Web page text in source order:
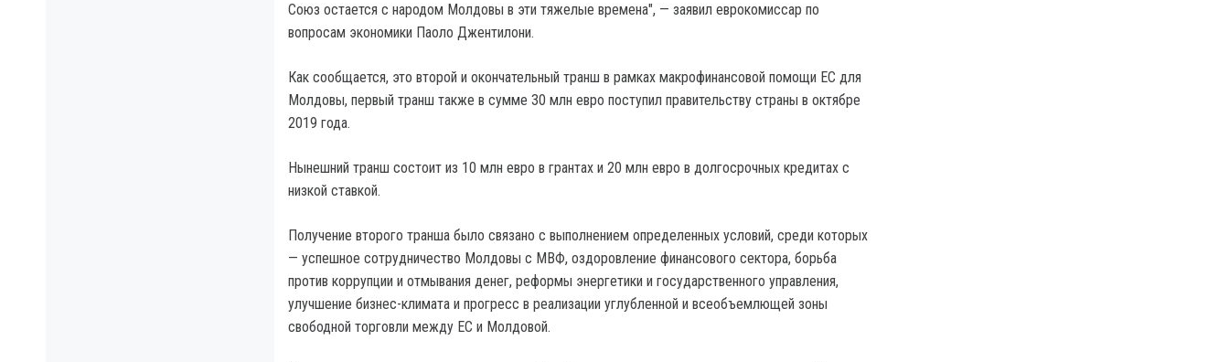
Союз остается с народом Молдовы в эти тяжелые времена", — заявил еврокомиссар по
вопросам экономики Паоло Джентилони.
Как сообщается, это второй и окончательный транш в рамках макрофинансовой помощи ЕС для
Молдовы, первый транш также в сумме 30 млн евро поступил правительству страны в октябре
2019 года.
Нынешний транш состоит из 10 млн евро в грантах и ​​20 млн евро в долгосрочных кредитах с
низкой ставкой.
Получение второго транша было связано с выполнением определенных условий, среди которых
— успешное сотрудничество Молдовы с МВФ, оздоровление финансового сектора, борьба
против коррупции и отмывания денег, реформы энергетики и государственного управления,
улучшение бизнес-климата и прогресс в реализации углубленной и всеобъемлющей зоны
свободной торговли между ЕС и Молдовой.